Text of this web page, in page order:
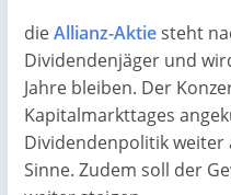
dieAllianz-Aktiesteht
Dividendenjäger und
Jahre bleiben. Der
Kapitalmarkttages
Dividendenpolitik weiter
Sinne. Zudem soll der